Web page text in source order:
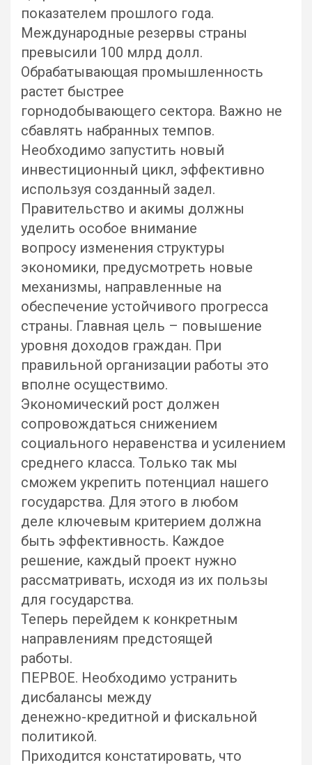
показателем прошлого года.
Международные резервы страны
превысили 100 млрд долл.
Обрабатывающая промышленность
растет быстрее
горнодобывающего сектора. Важно не
сбавлять набранных темпов.
Необходимо запустить новый
инвестиционный цикл, эффективно
используя созданный задел.
Правительство и акимы должны
уделить особое внимание
вопросу изменения структуры
экономики, предусмотреть новые
механизмы, направленные на
обеспечение устойчивого прогресса
страны. Главная цель – повышение
уровня доходов граждан. При
правильной организации работы это
вполне осуществимо.
Экономический рост должен
сопровождаться снижением
социального неравенства и усилением
среднего класса. Только так мы
сможем укрепить потенциал нашего
государства. Для этого в любом
деле ключевым критерием должна
быть эффективность. Каждое
решение, каждый проект нужно
рассматривать, исходя из их пользы
для государства.
Теперь перейдем к конкретным
направлениям предстоящей
работы.
ПЕРВОЕ. Необходимо устранить
дисбалансы между
денежно-кредитной и фискальной
политикой.
Приходится констатировать, что